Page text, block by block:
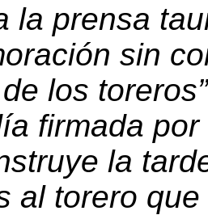
la prensa
sin
los
firmada
la
al torero